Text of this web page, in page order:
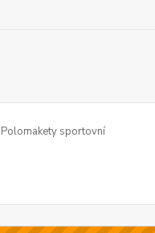
Polomakety sportovní